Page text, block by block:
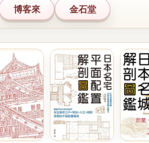
博客來 金石堂